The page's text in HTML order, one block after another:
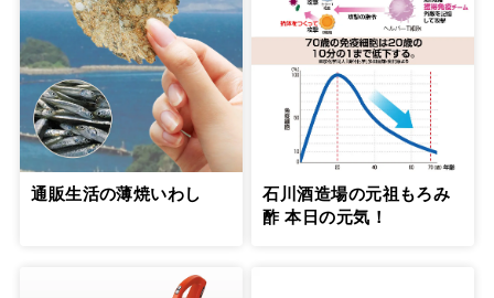
通販生活の薄焼いわし
石川酒造場の元祖もろみ
酢 本日の元気！